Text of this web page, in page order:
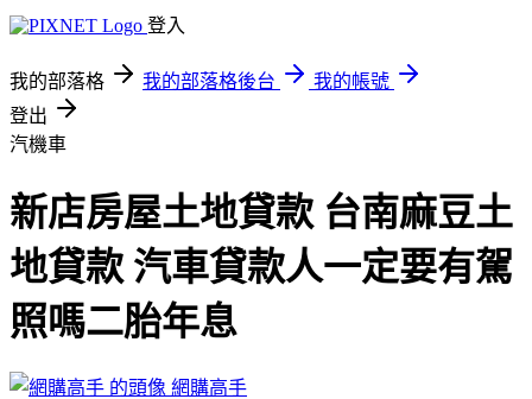
登入
我的部落格 我的部落格後台
我的帳號
登出
汽機車
新店房屋土地貸款 台南麻豆土
地貸款 汽車貸款人一定要有駕
照嗎二胎年息
網購高手